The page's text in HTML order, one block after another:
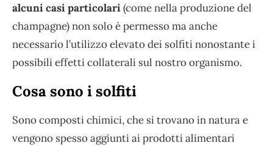
alcuni casi particolari(come nella produzione del
champagne) non solo è permesso ma anche
necessario l’utilizzo elevato dei solfiti nonostante i
possibili effetti collaterali sul nostro organismo.
Cosa sono i solfiti
Sono composti chimici, che si trovano in natura e
vengono spesso aggiunti ai prodotti alimentari